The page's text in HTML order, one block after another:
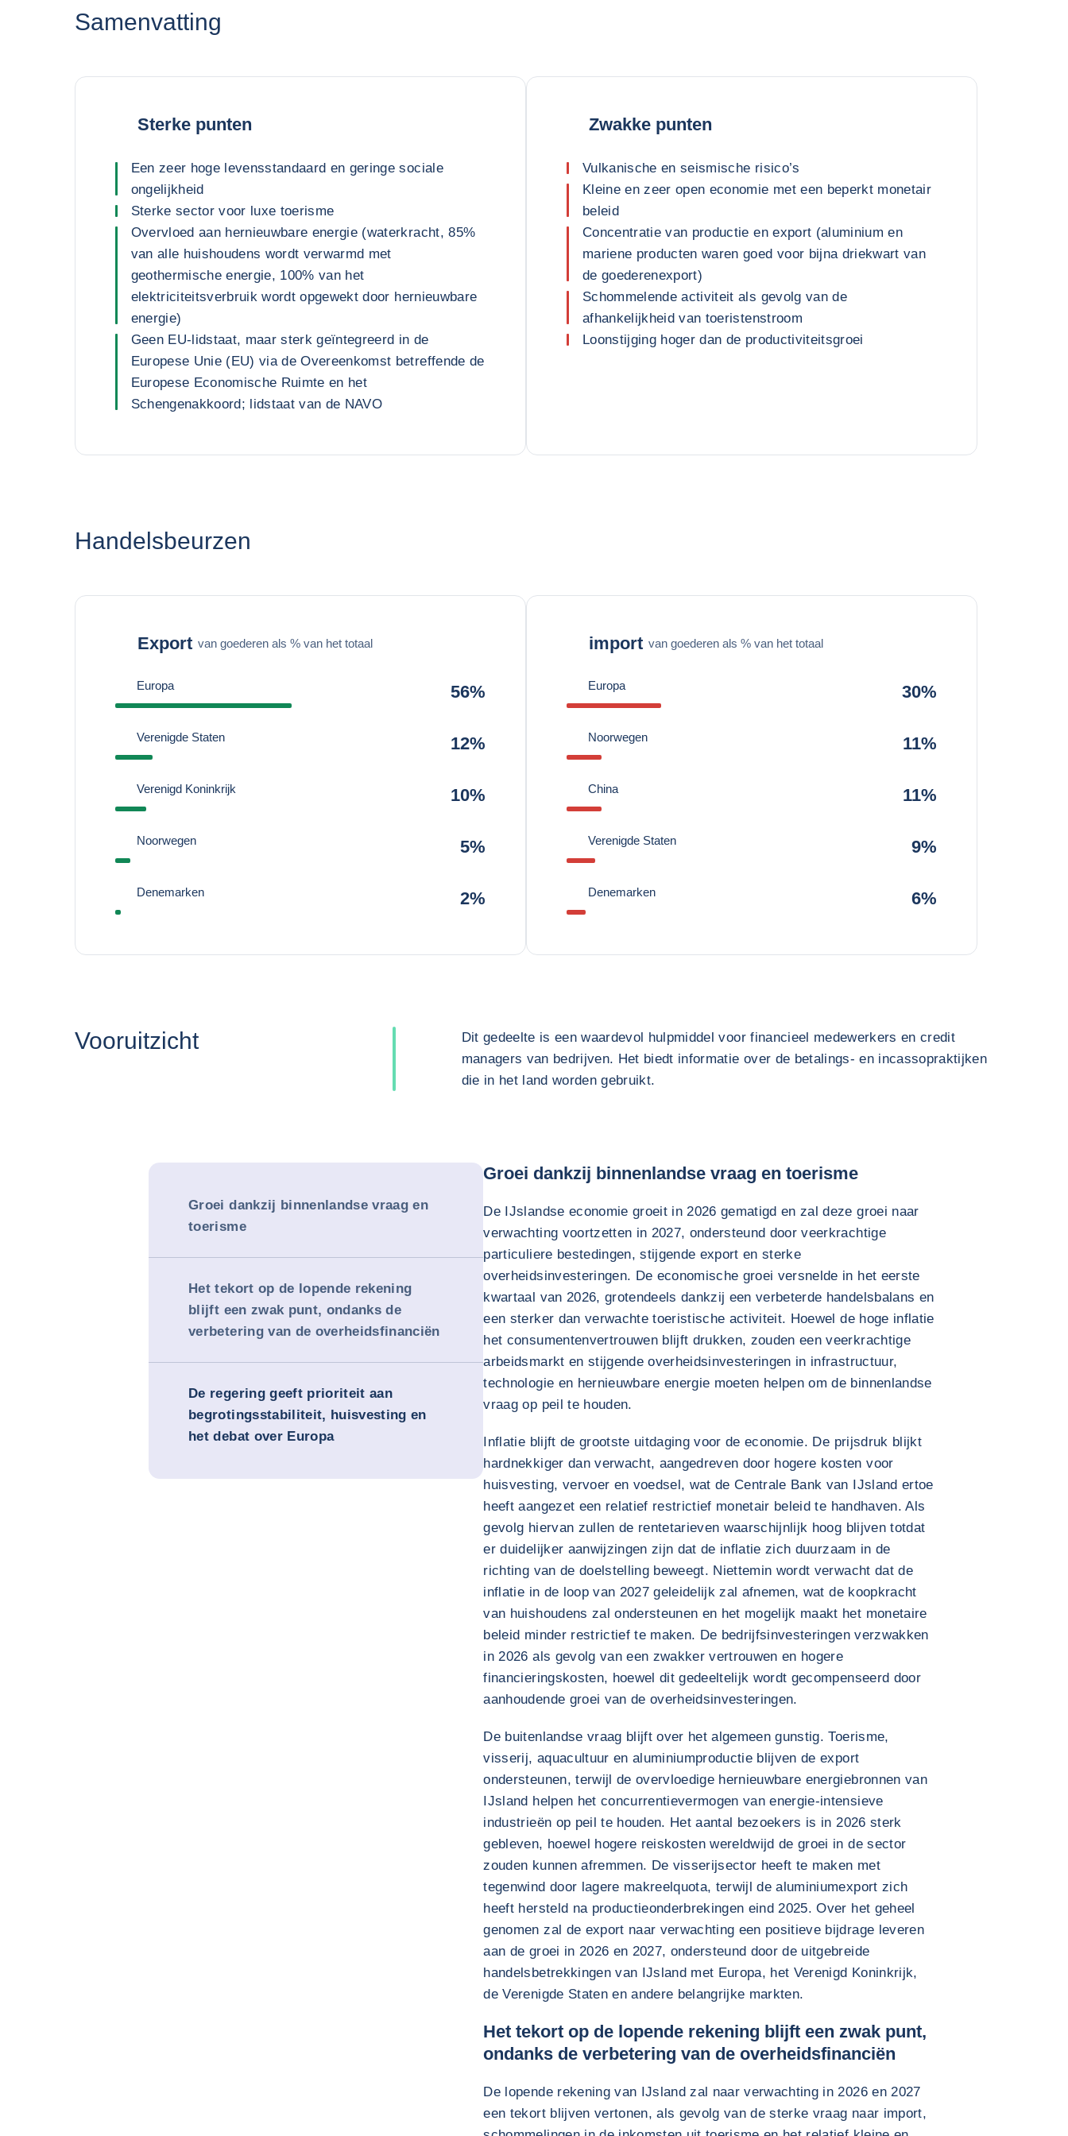
Samenvatting
Sterke punten
Een zeer hoge levensstandaard en geringe sociale
ongelijkheid
Sterke sector voor luxe toerisme
Overvloed aan hernieuwbare energie (waterkracht, 85%
van alle huishoudens wordt verwarmd met
geothermische energie, 100% van het
elektriciteitsverbruik wordt opgewekt door hernieuwbare
energie)
Geen EU-lidstaat, maar sterk geïntegreerd in de
Europese Unie (EU) via de Overeenkomst betreffende de
Europese Economische Ruimte en het
Schengenakkoord; lidstaat van de NAVO
Zwakke punten
Vulkanische en seismische risico’s
Kleine en zeer open economie met een beperkt monetair
beleid
Concentratie van productie en export (aluminium en
mariene producten waren goed voor bijna driekwart van
de goederenexport)
Schommelende activiteit als gevolg van de
afhankelijkheid van toeristenstroom
Loonstijging hoger dan de productiviteitsgroei
Handelsbeurzen
Export van goederen als % van het totaal
Europa 56%
Verenigde Staten 12%
Verenigd Koninkrijk 10%
Noorwegen 5%
Denemarken 2%
import van goederen als % van het totaal
Europa 30%
Noorwegen 11%
China 11%
Verenigde Staten 9%
Denemarken 6%
Vooruitzicht
Dit gedeelte is een waardevol hulpmiddel voor financieel medewerkers en credit
managers van bedrijven. Het biedt informatie over de betalings- en incassopraktijken
die in het land worden gebruikt.
Groei dankzij binnenlandse vraag en
toerisme
Het tekort op de lopende rekening
blijft een zwak punt, ondanks de
verbetering van de overheidsfinanciën
De regering geeft prioriteit aan
begrotingsstabiliteit, huisvesting en
het debat over Europa
Groei dankzij binnenlandse vraag en toerisme
De IJslandse economie groeit in 2026 gematigd en zal deze groei naar
verwachting voortzetten in 2027, ondersteund door veerkrachtige
particuliere bestedingen, stijgende export en sterke
overheidsinvesteringen. De economische groei versnelde in het eerste
kwartaal van 2026, grotendeels dankzij een verbeterde handelsbalans en
een sterker dan verwachte toeristische activiteit. Hoewel de hoge inflatie
het consumentenvertrouwen blijft drukken, zouden een veerkrachtige
arbeidsmarkt en stijgende overheidsinvesteringen in infrastructuur,
technologie en hernieuwbare energie moeten helpen om de binnenlandse
vraag op peil te houden.
Inflatie blijft de grootste uitdaging voor de economie. De prijsdruk blijkt
hardnekkiger dan verwacht, aangedreven door hogere kosten voor
huisvesting, vervoer en voedsel, wat de Centrale Bank van IJsland ertoe
heeft aangezet een relatief restrictief monetair beleid te handhaven. Als
gevolg hiervan zullen de rentetarieven waarschijnlijk hoog blijven totdat
er duidelijker aanwijzingen zijn dat de inflatie zich duurzaam in de
richting van de doelstelling beweegt. Niettemin wordt verwacht dat de
inflatie in de loop van 2027 geleidelijk zal afnemen, wat de koopkracht
van huishoudens zal ondersteunen en het mogelijk maakt het monetaire
beleid minder restrictief te maken. De bedrijfsinvesteringen verzwakken
in 2026 als gevolg van een zwakker vertrouwen en hogere
financieringskosten, hoewel dit gedeeltelijk wordt gecompenseerd door
aanhoudende groei van de overheidsinvesteringen.
De buitenlandse vraag blijft over het algemeen gunstig. Toerisme,
visserij, aquacultuur en aluminiumproductie blijven de export
ondersteunen, terwijl de overvloedige hernieuwbare energiebronnen van
IJsland helpen het concurrentievermogen van energie-intensieve
industrieën op peil te houden. Het aantal bezoekers is in 2026 sterk
gebleven, hoewel hogere reiskosten wereldwijd de groei in de sector
zouden kunnen afremmen. De visserijsector heeft te maken met
tegenwind door lagere makreelquota, terwijl de aluminiumexport zich
heeft hersteld na productieonderbrekingen eind 2025. Over het geheel
genomen zal de export naar verwachting een positieve bijdrage leveren
aan de groei in 2026 en 2027, ondersteund door de uitgebreide
handelsbetrekkingen van IJsland met Europa, het Verenigd Koninkrijk,
de Verenigde Staten en andere belangrijke markten.
Het tekort op de lopende rekening blijft een zwak punt,
ondanks de verbetering van de overheidsfinanciën
De lopende rekening van IJsland zal naar verwachting in 2026 en 2027
een tekort blijven vertonen, als gevolg van de sterke vraag naar import,